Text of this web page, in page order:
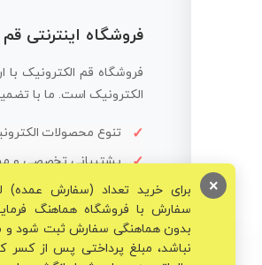
فروشگاه اینترنتی
فروشگاه قم الکترونیک با
الکترونیک است. ما با
تنوع محصولات
پشتیبانی تخصصی و
© تمامی حقوق برای فروشگاه تخصصی
برای خرید تعداد (سفارش عمده)
سفارش با فروشگاه هماهنگ
بدون هماهنگی سفارش ثبت شود و
نباشد، مبلغ پرداختی پس از کسر
×